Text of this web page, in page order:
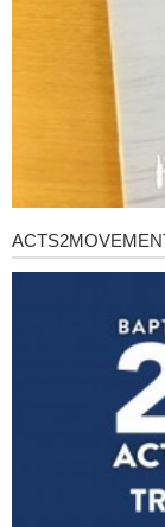
Acts2Movement
-